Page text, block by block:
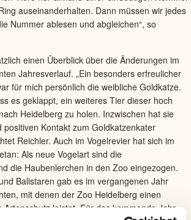
auseinanderhalten. Dann müssen wir jedes
Nummer ablesen und abgleichen“, so
einen Überblick über die Änderungen im
Jahresverlauf. „Ein besonders erfreulicher
für mich persönlich die weibliche Goldkatze.
es geklappt, ein weiteres Tier dieser hoch
Heidelberg zu holen. Inzwischen hat sie
positiven Kontakt zum Goldkatzenkater
Reichler. Auch im Vogelrevier hat sich im
Als neue Vogelart sind die
die Haubenlerchen in den Zoo eingezogen.
Balistaren gab es im vergangenen Jahr
mit denen der Zoo Heidelberg einen
Artenschutz leistet. Für das kommende Jahr